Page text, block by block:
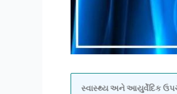
સ્વાસ્થ્ય અને આયુર્વેદિક